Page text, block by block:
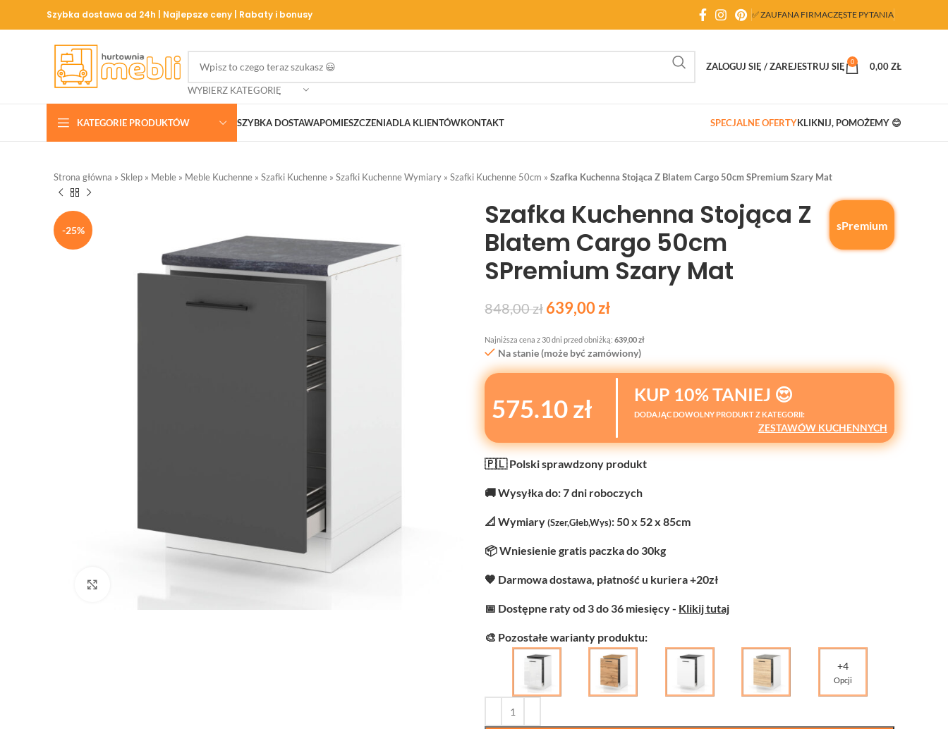
Szybka dostawa od 24h | Najlepsze ceny | Rabaty i bonusy ✅ ZAUFANA FIRMACZĘSTE PYTANIA
WYBIERZ KATEGORIĘ
ZALOGUJ SIĘ / ZAREJESTRUJ SIĘ 0 0,00ZŁ
KATEGORIE PRODUKTÓW SZYBKA DOSTAWAPOMIESZCZENIADLA KLIENTÓWKONTAKT SPECJALNE OFERTYKLIKNIJ, POMOŻEMY 😊
Strona główna » Sklep » Meble » Meble Kuchenne » Szafki Kuchenne » Szafki Kuchenne Wymiary » Szafki Kuchenne 50cm » Szafka Kuchenna Stojąca Z Blatem Cargo 50cm SPremium Szary Mat
-25% sPremium
Szafka Kuchenna Stojąca Z
Blatem Cargo 50cm
SPremium Szary Mat
848,00zł 639,00zł
Najniższa cena z 30 dni przed obniżką: 639,00zł
Na stanie (może być zamówiony)
575.10 zł KUP 10% TANIEJ 😍
DODAJĄC DOWOLNY PRODUKT Z KATEGORII:
ZESTAWÓW KUCHENNYCH
🇵🇱 Polski sprawdzony produkt
🚚 Wysyłka do: 7 dni roboczych
📐 Wymiary(Szer,Głeb,Wys): 50 x 52 x 85cm
📦 Wniesienie gratis paczka do 30kg
🧡 Darmowa dostawa, płatność u kuriera +20zł
📅 Dostępne raty od 3 do 36 miesięcy - Klikij tutaj
🎨 Pozostałe warianty produktu:
+4
Opcji